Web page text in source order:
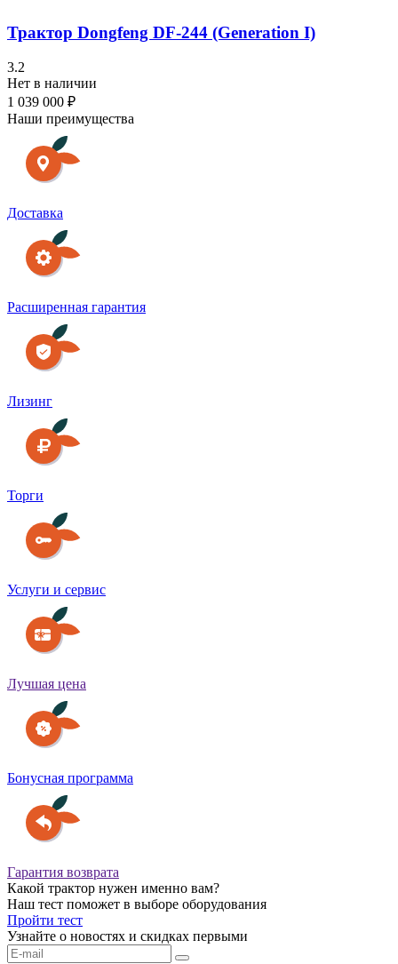
Трактор Dongfeng DF-244 (Generation I)
3.2
Нет в наличии
1 039 000 ₽
Наши преимущества
Доставка
Расширенная гарантия
Лизинг
Торги
Услуги и сервис
Лучшая цена
Бонусная программа
Гарантия возврата
Какой трактор нужен именно вам?
Наш тест поможет в выборе оборудования
Пройти тест
Узнайте о новостях и скидках первыми